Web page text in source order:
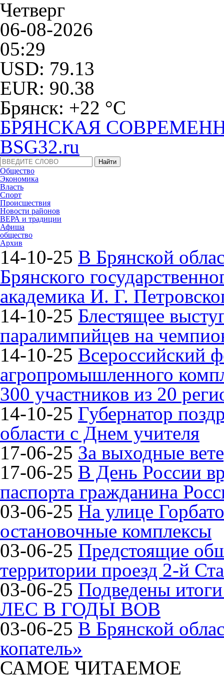
Четверг
06-08-2026
05:29
USD: 79.13
EUR: 90.38
Брянск: +22 °С
БРЯНСКАЯ
BSG32.ru
Общество
Экономика
Власть
Спорт
Происшествия
Новости районов
ВЕРА и традиции
Афиша
общество
Архив
14-10-25 В Брянской
Брянского
академика И. Г.
14-10-25 Блестящее
паралимпийцев на
14-10-25 Всероссийский
агропромышленного
300 участников из 20
14-10-25 Губернатор
области с Днем учителя
17-06-25 За выходные
17-06-25 В День России
паспорта гражданина
03-06-25 На улице
остановочные комплексы
03-06-25 Предстоящие
территории проезд 2-й
03-06-25 Подведены
ЛЕС В ГОДЫ ВОВ
03-06-25 В Брянской
копатель»
САМОЕ ЧИТАЕМОЕ